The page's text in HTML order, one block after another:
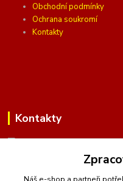
Obchodní podmínky
Ochrana soukromí
Kontakty
Kontakty
(Po-Pá, 10 - 16